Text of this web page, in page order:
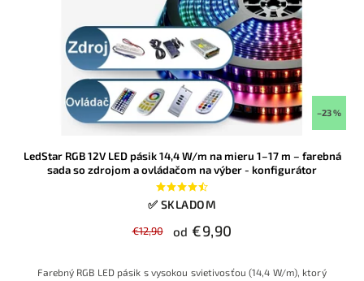
–23 %
LedStar RGB 12V LED pásik 14,4 W/m na mieru 1–17 m – farebná
sada so zdrojom a ovládačom na výber - konfigurátor
✅ SKLADOM
€12,90 od €9,90
Farebný RGB LED pásik s vysokou svietivosťou (14,4 W/m), ktorý